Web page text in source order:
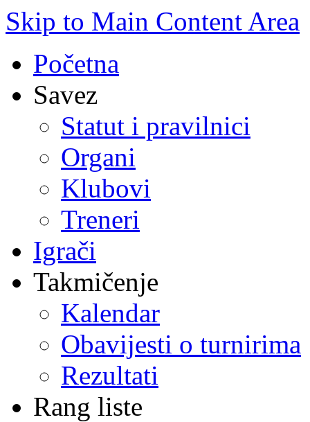
Skip to Main Content Area
Početna
Savez
Statut i pravilnici
Organi
Klubovi
Treneri
Igrači
Takmičenje
Kalendar
Obavijesti o turnirima
Rezultati
Rang liste